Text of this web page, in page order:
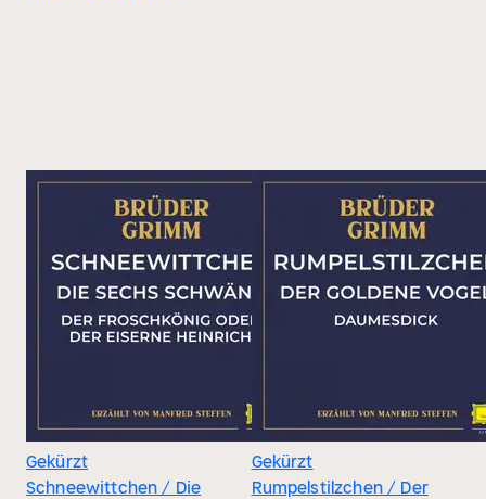
Gekürzt
Schneewittchen / Die
Gekürzt
Rumpelstilzchen / Der